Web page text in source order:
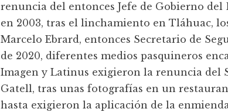
renuncia del entonces Jefe de Gobierno
en 2003, tras el linchamiento en Tláhuac,
Marcelo Ebrard, entonces Secretario de
de 2020, diferentes medios pasquineros
Imagen y Latinus exigieron la renuncia del
Gatell, tras unas fotografías en un
hasta exigieron la aplicación de la